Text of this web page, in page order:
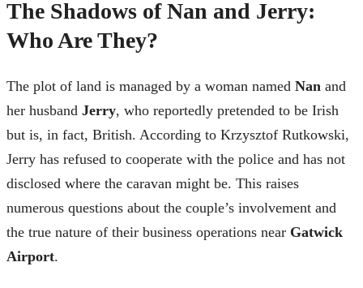
The Shadows of Nan and Jerry:
Who Are They?
The plot of land is managed by a woman named Nan and
her husband Jerry, who reportedly pretended to be Irish
but is, in fact, British. According to Krzysztof Rutkowski,
Jerry has refused to cooperate with the police and has not
disclosed where the caravan might be. This raises
numerous questions about the couple’s involvement and
the true nature of their business operations near Gatwick
Airport.